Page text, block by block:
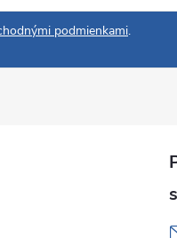
podmienkami.